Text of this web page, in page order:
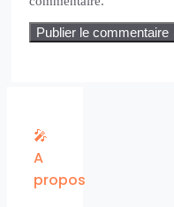
🎤
A
propos